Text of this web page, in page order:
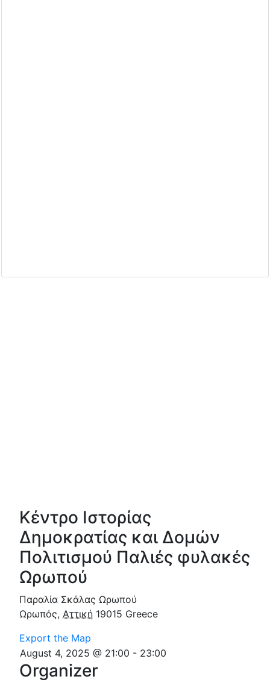
Κέντρο Ιστορίας
Δημοκρατίας και Δομών
Πολιτισμού Παλιές φυλακές
Ωρωπού
Παραλία Σκάλας Ωρωπού
Ωρωπός, Αττική 19015 Greece
Export the Map
August 4, 2025 @ 21:00 - 23:00
Organizer